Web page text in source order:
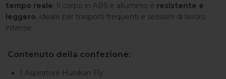
tempo reale. Il corpo in ABS e alluminio è resistente e
leggero, ideale per trasporti frequenti e sessioni di lavoro
intense.
Contenuto della confezione:
1 Aspiratore Hurakan Fly